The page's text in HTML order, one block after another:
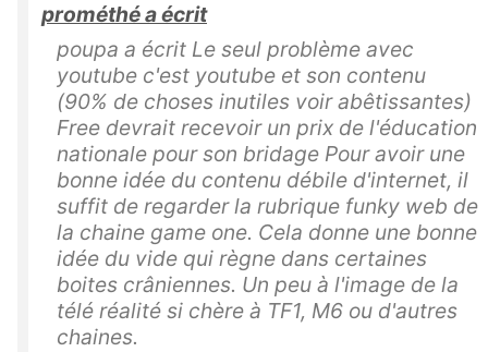
prométhé a écrit
poupa a écrit Le seul problème avec
youtube c'est youtube et son contenu
(90% de choses inutiles voir abêtissantes)
Free devrait recevoir un prix de l'éducation
nationale pour son bridage Pour avoir une
bonne idée du contenu débile d'internet, il
suffit de regarder la rubrique funky web de
la chaine game one. Cela donne une bonne
idée du vide qui règne dans certaines
boites crâniennes. Un peu à l'image de la
télé réalité si chère à TF1, M6 ou d'autres
chaines.